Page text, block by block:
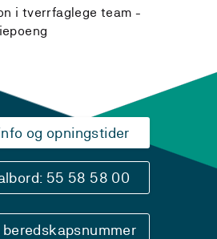
i tverrfaglege team -
og opningstider
55 58 58 00